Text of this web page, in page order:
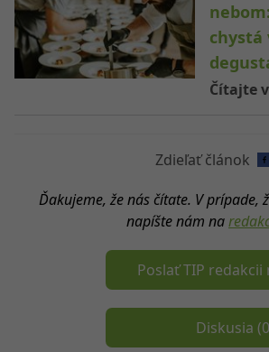
chystá
Čítajte
Zdieľať článok
Ďakujeme, že nás čítate. V prípade,
napíšte nám na
Poslať TIP redakcii
Diskusia (0